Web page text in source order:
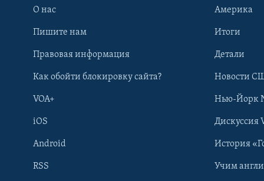
О нас
Пишите нам
Правовая информация
Как обойти блокировку сайта?
VOA+
iOS
Android
RSS
Америка
Итоги
Детали
Новости
Нью-Йорк
Дискуссия
История
Учим